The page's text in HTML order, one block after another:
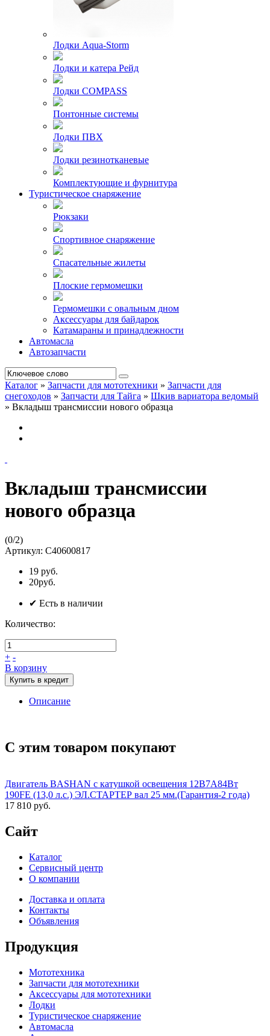
Лодки Aqua-Storm
Лодки и катера Рейд
Лодки COMPASS
Понтонные системы
Лодки ПВХ
Лодки резинотканевые
Комплектующие и фурнитура
Туристическое снаряжение
Рюкзаки
Спортивное снаряжение
Спасательные жилеты
Плоские гермомешки
Гермомешки с овальным дном
Аксессуары для байдарок
Катамараны и принадлежности
Автомасла
Автозапчасти
Каталог » Запчасти для мототехники » Запчасти для
снегоходов » Запчасти для Тайга » Шкив вариатора ведомый
» Вкладыш трансмиссии нового образца
Вкладыш трансмиссии
нового образца
(0/2)
Артикул: C40600817
19 руб.
20руб.
✔ Есть в наличии
Количество:
+ -
В корзину
Купить в кредит
Описание
С этим товаром покупают
Двигатель BASHAN с катушкой освещения 12В7А84Вт
190FE (13,0 л.с.) ЭЛ.СТАРТЕР вал 25 мм.(Гарантия-2 года)
17 810 руб.
Сайт
Каталог
Сервисный центр
О компании
Доставка и оплата
Контакты
Объявления
Продукция
Мототехника
Запчасти для мототехники
Аксессуары для мототехники
Лодки
Туристическое снаряжение
Автомасла